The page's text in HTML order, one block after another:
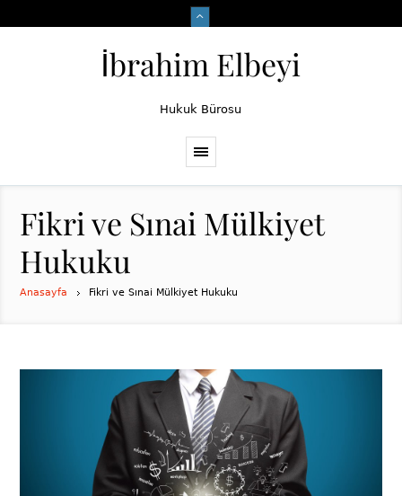
İbrahim Elbeyi
Hukuk Bürosu
Fikri ve Sınai Mülkiyet
Hukuku
Anasayfa Fikri ve Sınai Mülkiyet Hukuku